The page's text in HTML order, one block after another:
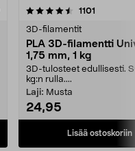
1101
3D-filamentit
PLA 3D-filamentti
1,75 mm, 1 kg
3D-tulosteet edullisesti.
kg:n rulla....
Laji: Musta
24,95
Lisää ostoskoriin
4.0 viidestä